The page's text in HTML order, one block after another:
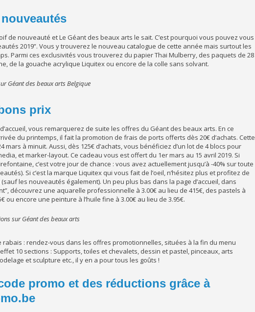
de nouveauté et Le Géant des beaux arts le sait. C’est pourquoi vous pouvez vous
2019”. Vous y trouverez le nouveau catalogue de cette année mais surtout les
Parmi ces exclusivités vous trouverez du papier Thai Mulberry, des paquets de 28
de la gouache acrylique Liquitex ou encore de la colle sans solvant.
Géant des beaux arts Belgique
prix
vous remarquerez de suite les offres du Géant des beaux arts. En ce
du printemps, il fait la promotion de frais de ports offerts dès 20€ d’achats. Cette
mars à minuit. Aussi, dès 125€ d’achats, vous bénéficiez d’un lot de 4 blocs pour
et marker-layout. Ce cadeau vous est offert du 1er mars au 15 avril 2019. Si
c’est votre jour de chance : vous avez actuellement jusqu’à -40% sur toute
Si c’est la marque Liquitex qui vous fait de l’oeil, n’hésitez plus et profitez de
les nouveautés également). Un peu plus bas dans la page d’accueil, dans
découvrez une aquarelle professionnelle à 3.00€ au lieu de 415€, des pastels à
ou encore une peinture à l’huile fine à 3.00€ au lieu de 3.95€.
sur Géant des beaux arts
rabais : rendez-vous dans les offres promotionnelles, situées à la fin du menu
10 sections : Supports, toiles et chevalets, dessin et pastel, pinceaux, arts
et sculpture etc., il y en a pour tous les goûts !
promo et des réductions grâce à